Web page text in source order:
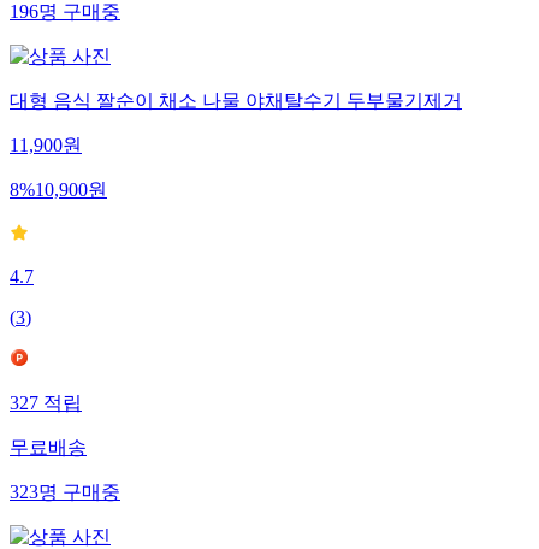
196명구매중
대형 음식 짤순이 채소 나물 야채탈수기 두부물기제거
11,900원
8%10,900원
4.7
(3)
327적립
무료배송
323명구매중